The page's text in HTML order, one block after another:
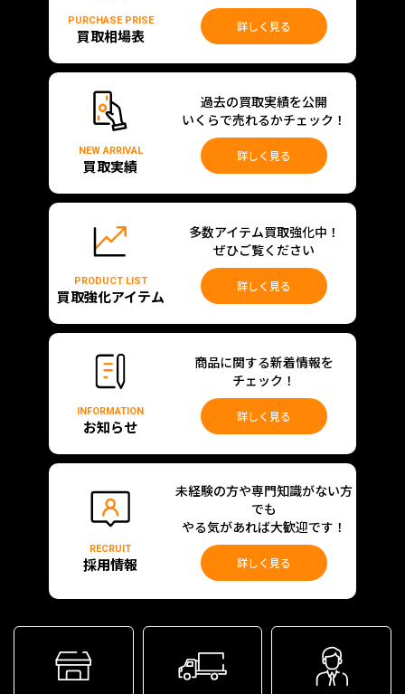
PURCHASE PRISE
買取相場表
詳しく見る
NEW ARRIVAL
買取実績
過去の買取実績を公開
いくらで売れるかチェック！
詳しく見る
PRODUCT LIST
買取強化アイテム
多数アイテム買取強化中！
ぜひご覧ください
詳しく見る
INFORMATION
お知らせ
商品に関する新着情報を
チェック！
詳しく見る
RECRUIT
採用情報
未経験の方や専門知識がない方
でも
やる気があれば大歓迎です！
詳しく見る